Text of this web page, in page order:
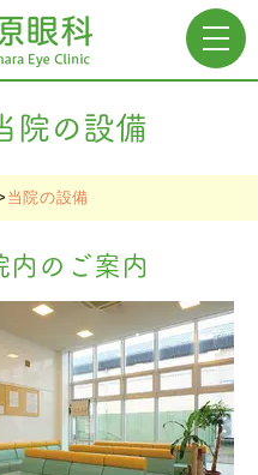
院の設備
当院の設備
内のご案内